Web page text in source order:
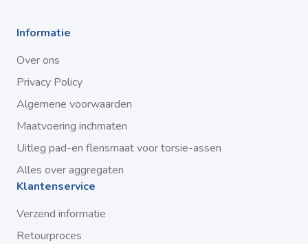
Informatie
Over ons
Privacy Policy
Algemene voorwaarden
Maatvoering inchmaten
Uitleg pad-en flensmaat voor torsie-assen
Alles over aggregaten
Klantenservice
Verzend informatie
Retourproces